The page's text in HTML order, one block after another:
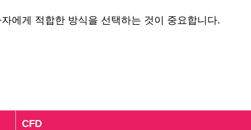
에게 적합한 방식을 선택하는 것이 중요합니다.
CFD